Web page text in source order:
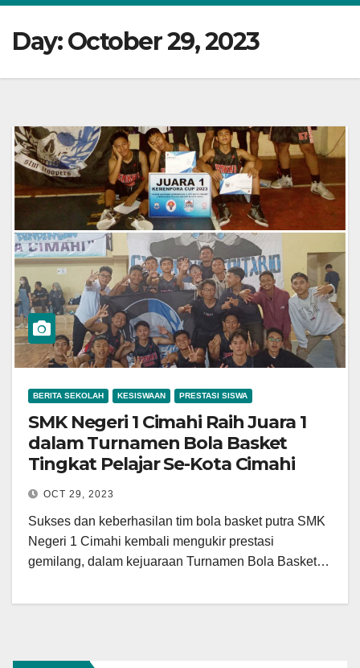
Day:October 29, 2023
BERITA SEKOLAH KESISWAAN PRESTASI SISWA
SMK Negeri 1 Cimahi Raih Juara 1
dalam Turnamen Bola Basket
Tingkat Pelajar Se-Kota Cimahi
OCT 29, 2023
Sukses dan keberhasilan tim bola basket putra SMK
Negeri 1 Cimahi kembali mengukir prestasi
gemilang, dalam kejuaraan Turnamen Bola Basket…